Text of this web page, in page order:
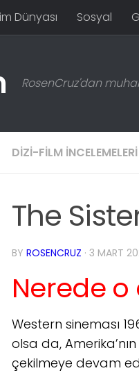
Dünyası Sosyal
RosenCruz'dan
DIZI-FILM İNCELEMELERI
The
BY ROSENCRUZ · 3 MART
Nerede o
Western sineması
olsa da,
çekilmeye devam